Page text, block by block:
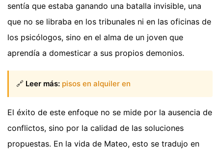
sentía que estaba ganando una batalla invisible, una
que no se libraba en los tribunales ni en las oficinas de
los psicólogos, sino en el alma de un joven que
aprendía a domesticar a sus propios demonios.
🔗 Leer más: pisos en alquiler en
El éxito de este enfoque no se mide por la ausencia de
conflictos, sino por la calidad de las soluciones
propuestas. En la vida de Mateo, esto se tradujo en